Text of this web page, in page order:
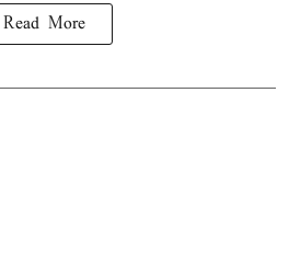
Read More